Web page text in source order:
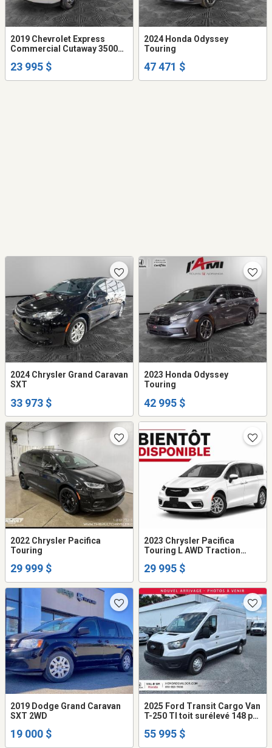
2019 Chevrolet Express
Commercial Cutaway 3500
23 995 $
2024 Honda Odyssey
Touring
47 471 $
2024 Chrysler Grand Caravan
SXT
33 973 $
2023 Honda Odyssey
Touring
42 995 $
2022 Chrysler Pacifica
Touring
29 999 $
2023 Chrysler Pacifica
Touring L AWD Traction
29 995 $
2019 Dodge Grand Caravan
SXT 2WD
19 000 $
2025 Ford Transit Cargo Van
T-250 TI toit surélevé 148 po
55 995 $